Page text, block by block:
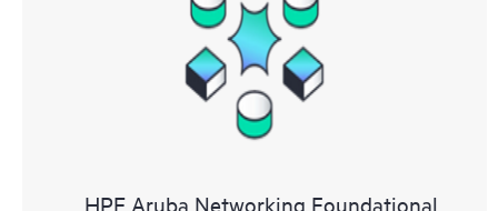
HPE Aruba Networking Foundational